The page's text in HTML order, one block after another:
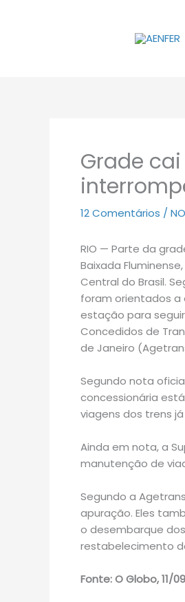
Grade
12 Comentários /
RIO — Parte da
Baixada
Central do Brasil.
foram orientados a
estação para
Concedidos de
de Janeiro
Segundo nota
concessionária
viagens dos trens
Ainda em nota, a
manutenção de
Segundo a
apuração. Eles
o desembarque
restabelecimento
Fonte: O Globo, 11/